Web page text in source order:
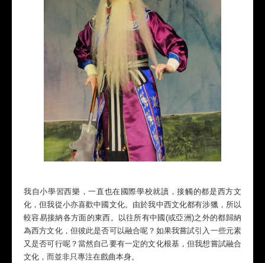
我自小學習西樂，一直也在國際學校就讀，接觸的都是西方文
化，但我從小亦喜歡中國文化。由於我中西文化都有涉獵，所以
較容易接納各方面的東西。以往所有中國(或亞洲)之外的都歸納
為西方文化，但彼此是否可以融合呢？如果我嘗試引入一些元素
又是否可行呢？當然自己要有一定的文化根基，但我想嘗試融合
文化，而並非只專注在戲曲本身。